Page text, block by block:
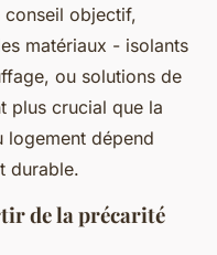
conseil objectif,
matériaux - isolants
ou solutions de
plus crucial que la
logement dépend
durable.
de la précarité